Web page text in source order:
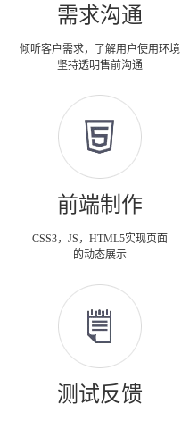
需求沟通
倾听客户需求，了解用户使用环境
坚持透明售前沟通
前端制作
CSS3，JS，HTML5实现页面
的动态展示
测试反馈